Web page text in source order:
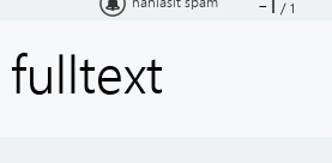
/ 1
fulltext